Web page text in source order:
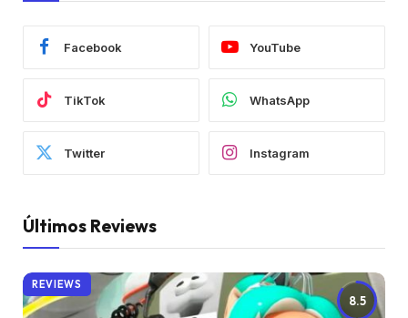
Facebook YouTube
TikTok WhatsApp
Twitter Instagram
Últimos Reviews
8.5
REVIEWS